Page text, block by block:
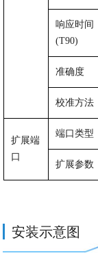
响应时间
(T90)
准确度
校准方法
扩展端
口
端口类型
扩展参数
安装示意图